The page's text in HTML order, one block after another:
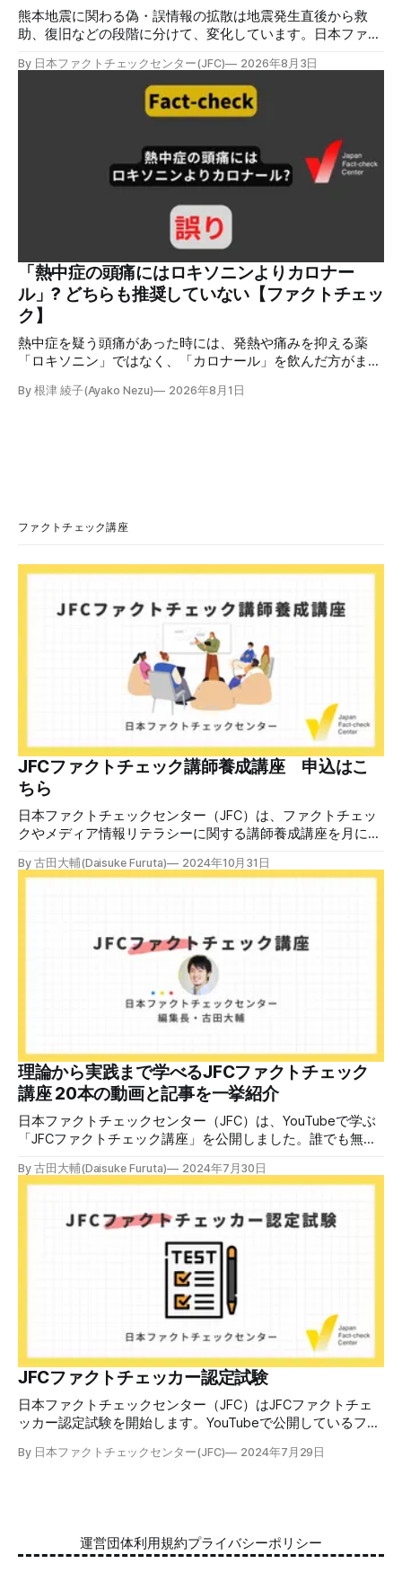
熊本地震に関わる偽・誤情報の拡散は地震発生直後から救
助、復旧などの段階に分けて、変化しています。日本ファク
（JFC「災害時に広がる偽情報5つの類型」）も参考にして
みてください。近年はこれらに加えてAI生成によるディープ
フェイクも目立ちます。 ✉️日本ファクトチェックセンター
（JFC）がこの1週間に出した記事を中心に、その他のメディ
アも含めて、ファクトチェックや偽情報関連の情報をまとめ
ました。同じ内容をニュースレターでも配信しています。登
は、ファクトチェックやメディア情報リテラシーに関する講
師養成講座を月に1度開催しています。講座はオンラインで
90分間。修了者には認定バッジと教室や職場などで利用可能
な教材を提供します。 次回の開講は8月23日（日）午後4時
~5時30分で、お申し込みはこちら。 日本ファクトチェック
センター（JFC） ファクトチェック講師養成講座 8月23
日（日）開催分日本フ
By 日本ファクトチェックセンター(JFC) 2026年8月3日
「熱中症の頭痛にはロキソニンよりカロナー
ル」? どちらも推奨していない【ファクトチェッ
ク】
熱中症を疑う頭痛があった時には、発熱や痛みを抑える薬
「ロキソニン」ではなく、「カロナール」を飲んだ方がまし
学会の医師は「熱中症ではロキソニン、カロナールのいずれ
熱中症っぽくてカロナール飲んどいた」「熱中症の時の頭痛
め、検証する。 検証過程 カロナールとロキソニン 医薬品の
（PMDA）の一般人向けくすり情報サイト「PMDAおくすり
サーチ」で検索すると、カロナールの効果は以下の通りだ。
・解熱鎮痛剤と呼ばれ
By 根津 綾子(Ayako Nezu) 2026年8月1日
ファクトチェック講座
JFCファクトチェック講師養成講座 申込はこ
ちら
日本ファクトチェックセンター（JFC）は、ファクトチェッ
クやメディア情報リテラシーに関する講師養成講座を月に1
認定バッジと教室や職場などで利用可能な教材を提供しま
ファクトチェックセンター（JFC）による講師養成講座で
す。 講師養成講座（オンラインで90分）を受講いただいた
後、修了課題を提出された方には、教室や職場などで利用可
能な教材の提... powered by Peatix : More than a
す。 受講生には教材を提供 デマや不確かな情報が蔓延する
中で、自衛策が求められています。「気をつけて」というだ
けでは、対策になりません。最初から騙されたい人はいませ
ん。誰だって気をつけているのに、誤った情
By 古田大輔(Daisuke Furuta) 2024年10月31日
理論から実践まで学べるJFCファクトチェック
講座 20本の動画と記事を一挙紹介
日本ファクトチェックセンター（JFC）は、YouTubeで学ぶ
「JFCファクトチェック講座」を公開しました。誰でも無料
ファクトチェックやメディアリテラシーの知識を学ぶことが
の日本での影響を調べた2万人調査の紹介や、間違った情報
を信じてしまう背景にある人間のバイアス、大規模に拡散す
るSNSアルゴリズムなどを解説しています。 実践編では、画
像や動画や生成AIなど、偽・誤情報をどのように検証したら
良いかをJFCが検証してきた事例から具体的に学びます。
JFCファクトチェッカー認定試験を開始 2024年7月29日か
ら、これらの内容について習熟度を確認するJFCファクトチ
ェッカー認定試験を開始します。誰でもいつでも受験可能で
す（2024年度中は受験料1000円、2025年度から2000円）。
合格者には様々な技能をデジタル証明するオープンバッジ・
ネットワークを活用して、JFCファクトチェッカーの認定証
を発行します。 JFCファクトチェッカー認定試験
By 古田大輔(Daisuke Furuta) 2024年7月30日
JFCファクトチェッカー認定試験
日本ファクトチェックセンター（JFC）はJFCファクトチェ
ッカー認定試験を開始します。YouTubeで公開しているファ
す。 拡散する偽・誤情報から身を守るために 偽・誤情報の
情報を51.5%の割合で「正しいと思う」と答え、「誤ってい
By 日本ファクトチェックセンター(JFC) 2024年7月29日
運営団体利用規約プライバシーポリシー